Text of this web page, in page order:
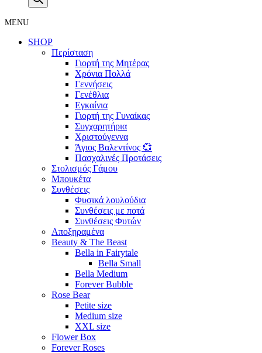
MENU
SHOP
Περίσταση
Γιορτή της Μητέρας
Χρόνια Πολλά
Γεννήσεις
Γενέθλια
Εγκαίνια
Γιορτή της Γυναίκας
Συγχαρητήρια
Χριστούγεννα
Άγιος Βαλεντίνος 💞
Πασχαλινές Προτάσεις
Στολισμός Γάμου
Μπουκέτα
Συνθέσεις
Φυσικά λουλούδια
Συνθέσεις με ποτά
Συνθέσεις Φυτών
Αποξηραμένα
Beauty & The Beast
Bella in Fairytale
Bella Small
Bella Medium
Forever Bubble
Rose Bear
Petite size
Medium size
XXL size
Flower Box
Forever Roses